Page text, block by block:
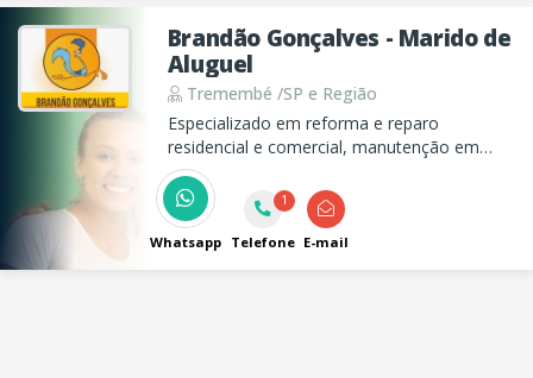
Brandão Gonçalves - Marido de
Aluguel
Tremembé /SP e Região
Especializado em reforma e reparo
residencial e comercial, manutenção em
geral, pintura, jardinagem e muito mais
Whatsapp
1
Telefone E-mail